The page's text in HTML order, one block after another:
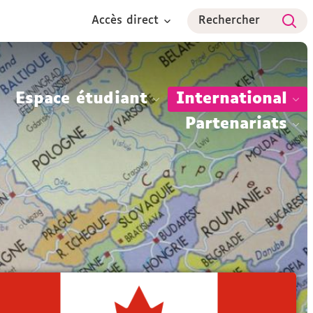
Accès direct Rechercher
Espace étudiant
International
Partenariats